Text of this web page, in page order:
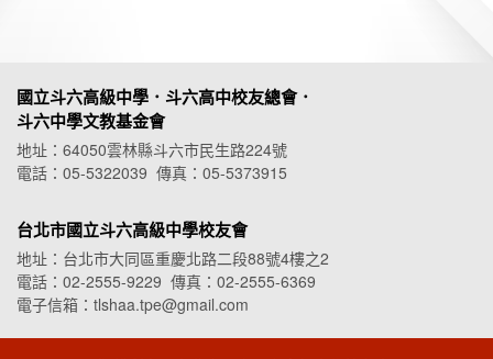
國立斗六高級中學．斗六高中校友總會．
斗六中學文教基金會
地址：64050雲林縣斗六市民生路224號
電話：05-5322039 傳真：05-5373915
台北市國立斗六高級中學校友會
地址：台北市大同區重慶北路二段88號4樓之2
電話：02-2555-9229 傳真：02-2555-6369
電子信箱：tlshaa.tpe@gmail.com